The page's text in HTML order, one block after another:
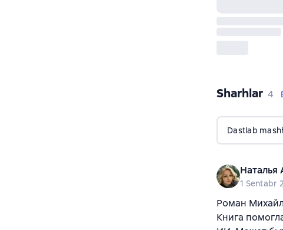
Sharhlar 4
4
Dastlab
Наталья
1 Sentabr
Роман
Книга